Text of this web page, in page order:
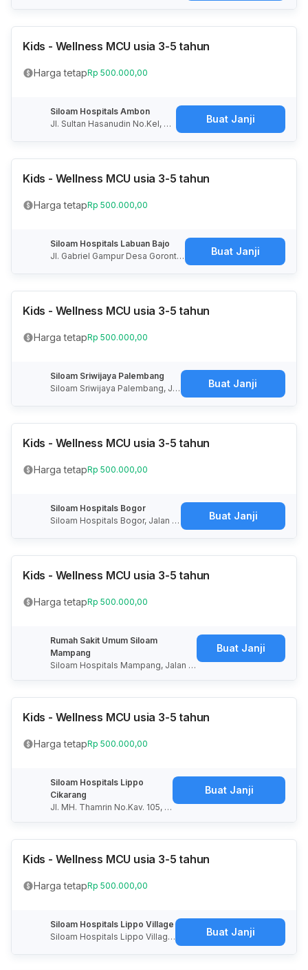
arta, Indonesia
Kids - Wellness MCU usia 3-5 tahun
Harga tetapRp 500.000,00
Siloam Hospitals Ambon
Jl. Sultan Hasanudin No.Kel, Ha
a
Buat Janji
Kids - Wellness MCU usia 3-5 tahun
Harga tetapRp 500.000,00
Siloam Hospitals Labuan Bajo
Jl. Gabriel Gampur Desa Gorontal
ggara 86754
Buat Janji
Kids - Wellness MCU usia 3-5 tahun
Harga tetapRp 500.000,00
Siloam Sriwijaya Palembang
Siloam Sriwijaya Palembang, Jal
onesia
Buat Janji
Kids - Wellness MCU usia 3-5 tahun
Harga tetapRp 500.000,00
Siloam Hospitals Bogor
Siloam Hospitals Bogor, Jalan R
donesia
Buat Janji
Kids - Wellness MCU usia 3-5 tahun
Harga tetapRp 500.000,00
Rumah Sakit Umum Siloam
Mampang
Siloam Hospitals Mampang, Jalan M
esia
Buat Janji
Kids - Wellness MCU usia 3-5 tahun
Harga tetapRp 500.000,00
Siloam Hospitals Lippo
Cikarang
Jl. MH. Thamrin No.Kav. 105, Ci
Buat Janji
Kids - Wellness MCU usia 3-5 tahun
Harga tetapRp 500.000,00
Siloam Hospitals Lippo Village
Siloam Hospitals Lippo Village,
Buat Janji